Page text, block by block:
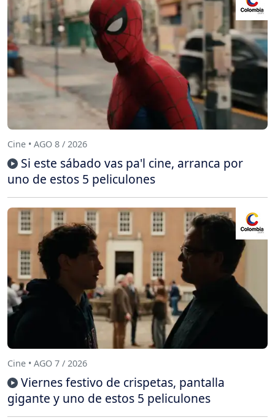
Cine • AGO 8 / 2026
Si este sábado vas pa'l cine, arranca por
uno de estos 5 peliculones
Cine • AGO 7 / 2026
Viernes festivo de crispetas, pantalla
gigante y uno de estos 5 peliculones